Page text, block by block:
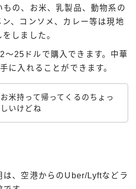
もの、お米、乳製品、動物系の
、コンソメ、カレー等は現地
しました。
〜25ドルで購入できます。中華
に入れることができます。
米持って帰ってくるのちょっ
いけどね
は、空港からのUber/Lyftなどラ